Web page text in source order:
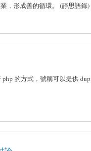
，形成善的循環。 (靜思語錄)
的方式，號稱可以提供